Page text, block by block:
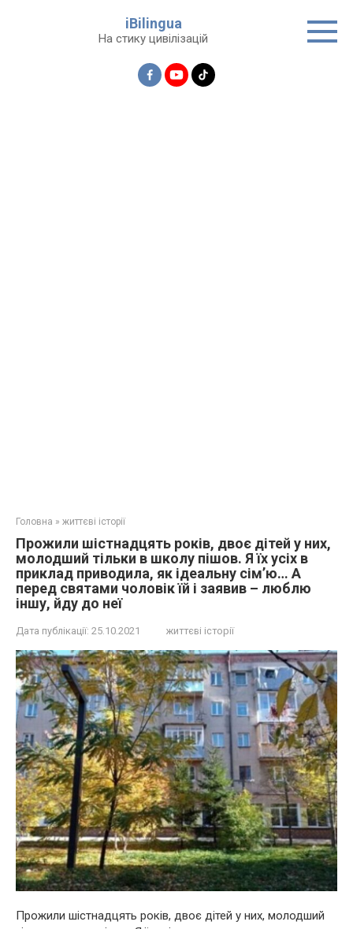
iBilingua
На стику цивілізацій
Головна » життєві історії
Прожили шістнадцять років, двоє дітей у них,
молодший тільки в школу пішов. Я їх усіх в
приклад приводила, як ідеальну сім’ю… А
перед святами чоловік їй і заявив – люблю
іншу, йду до неї
Дата публікації: 25.10.2021 життєві історії
Прожили шістнадцять років, двоє дітей у них, молодший